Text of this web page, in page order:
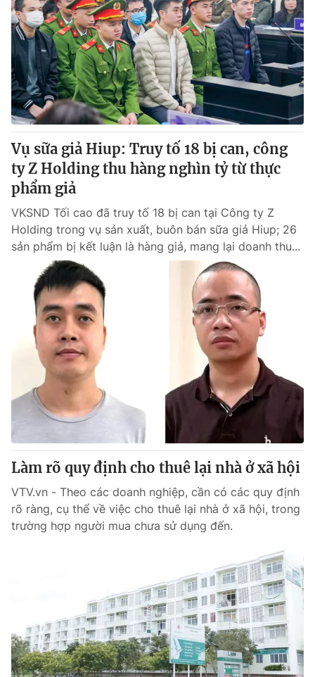
Vụ sữa giả Hiup: Truy tố 18 bị can, công
ty Z Holding thu hàng nghìn tỷ từ thực
phẩm giả
VKSND Tối cao đã truy tố 18 bị can tại Công ty Z
Holding trong vụ sản xuất, buôn bán sữa giả Hiup; 26
sản phẩm bị kết luận là hàng giả, mang lại doanh thu...
Làm rõ quy định cho thuê lại nhà ở xã hội
VTV.vn - Theo các doanh nghiệp, cần có các quy định
rõ ràng, cụ thể về việc cho thuê lại nhà ở xã hội, trong
trường hợp người mua chưa sử dụng đến.